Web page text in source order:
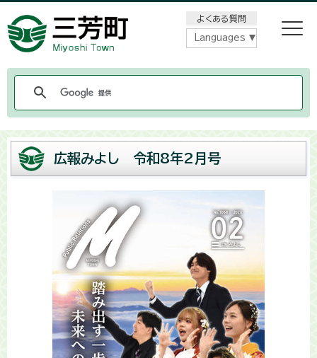
よくある質問
Languages
広報みよし 令和8年2月号